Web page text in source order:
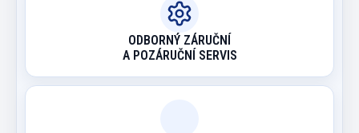
ODBORNÝ ZÁRUČNÍ
A POZÁRUČNÍ SERVIS